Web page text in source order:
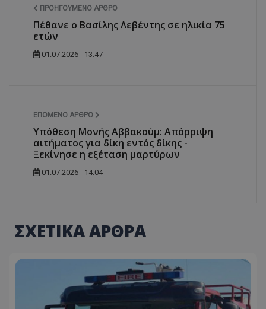
ΠΡΟΗΓΟΎΜΕΝΟ ΆΡΘΡΟ
Πέθανε ο Βασίλης Λεβέντης σε ηλικία 75
ετών
01.07.2026 - 13:47
ΕΠΌΜΕΝΟ ΆΡΘΡΟ
Υπόθεση Μονής Αββακούμ: Απόρριψη
αιτήματος για δίκη εντός δίκης -
Ξεκίνησε η εξέταση μαρτύρων
01.07.2026 - 14:04
ΣΧΕΤΙΚΑ ΑΡΘΡΑ